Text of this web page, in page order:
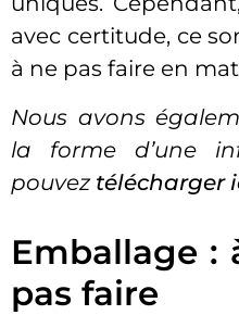
avec certitude, ce
à ne pas faire en
Nous avons
la forme d’une
pouvez télécharger
Emballage :
pas faire